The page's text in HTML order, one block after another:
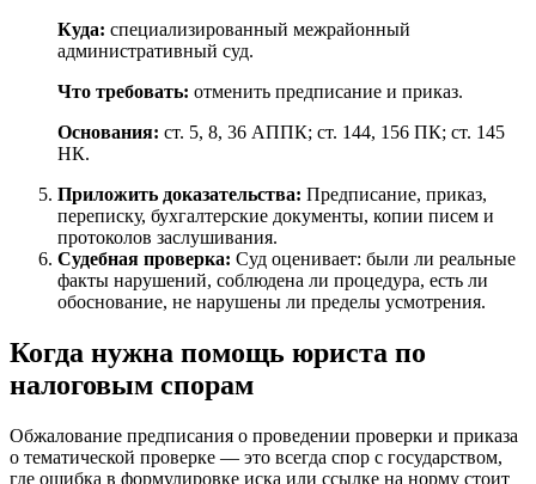
Куда: специализированный межрайонный
административный суд.
Что требовать: отменить предписание и приказ.
Основания: ст. 5, 8, 36 АППК; ст. 144, 156 ПК; ст. 145
НК.
Приложить доказательства: Предписание, приказ,
переписку, бухгалтерские документы, копии писем и
протоколов заслушивания.
Судебная проверка: Суд оценивает: были ли реальные
факты нарушений, соблюдена ли процедура, есть ли
обоснование, не нарушены ли пределы усмотрения.
Когда нужна помощь юриста по
налоговым спорам
Обжалование предписания о проведении проверки и приказа
о тематической проверке — это всегда спор с государством,
где ошибка в формулировке иска или ссылке на норму стоит